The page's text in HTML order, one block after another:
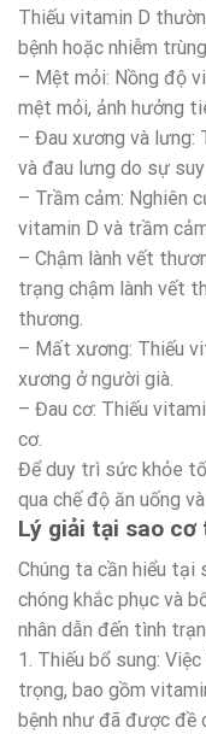
Thiếu vitamin D
bệnh hoặc nhiễm
– Mệt mỏi: Nồng độ
mệt mỏi, ảnh hưởng
– Đau xương và lưng:
và đau lưng do sự
– Trầm cảm: Nghiên
vitamin D và trầm
– Chậm lành vết
trạng chậm lành vết
thương.
– Mất xương: Thiếu
xương ở người già.
– Đau cơ: Thiếu
cơ.
Để duy trì sức khỏe
qua chế độ ăn uống
Lý giải tại sao
Chúng ta cần hiểu tại
chóng khắc phục và
nhân dẫn đến tình
1. Thiếu bổ sung:
trọng, bao gồm
bệnh như đã được đề